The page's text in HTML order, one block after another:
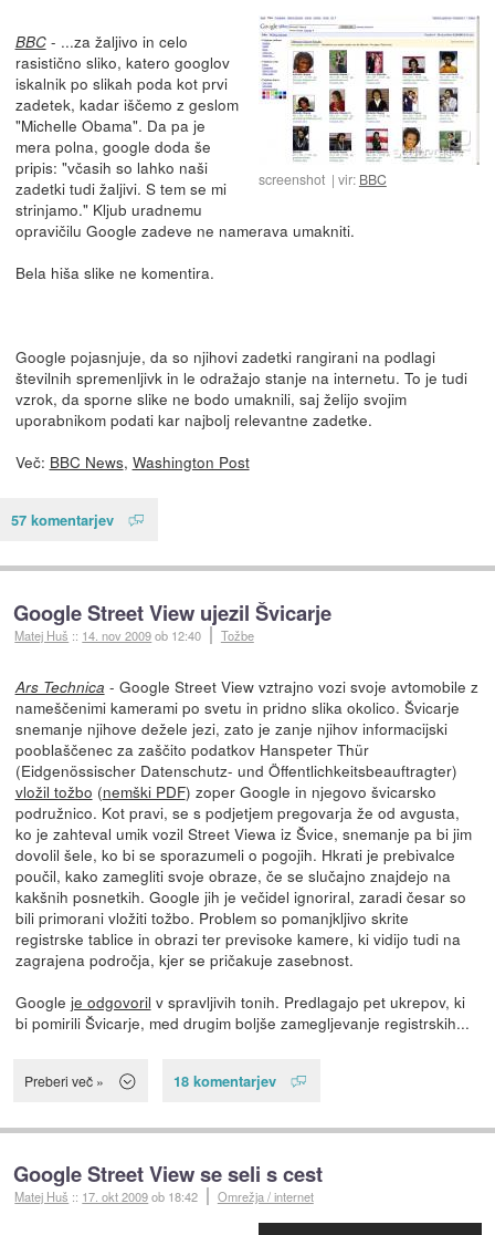
screenshot vir: BBC
BBC- ...za žaljivo in celo
rasistično sliko, katero googlov
iskalnik po slikah poda kot prvi
zadetek, kadar iščemo z geslom
"Michelle Obama". Da pa je
mera polna, google doda še
pripis: "včasih so lahko naši
zadetki tudi žaljivi. S tem se mi
strinjamo." Kljub uradnemu
opravičilu Google zadeve ne namerava umakniti.
Bela hiša slike ne komentira.
Google pojasnjuje, da so njihovi zadetki rangirani na podlagi
številnih spremenljivk in le odražajo stanje na internetu. To je tudi
vzrok, da sporne slike ne bodo umaknili, saj želijo svojim
uporabnikom podati kar najbolj relevantne zadetke.
Več: BBC News, Washington Post
57 komentarjev
Google Street View ujezil Švicarje
Matej Huš :: 14. nov 2009ob 12:40 Tožbe
Ars Technica - Google Street View vztrajno vozi svoje avtomobile z
nameščenimi kamerami po svetu in pridno slika okolico. Švicarje
snemanje njihove dežele jezi, zato je zanje njihov informacijski
pooblaščenec za zaščito podatkov Hanspeter Thür
(Eidgenössischer Datenschutz- und Öffentlichkeitsbeauftragter)
vložil tožbo (nemški PDF) zoper Google in njegovo švicarsko
podružnico. Kot pravi, se s podjetjem pregovarja že od avgusta,
ko je zahteval umik vozil Street Viewa iz Švice, snemanje pa bi jim
dovolil šele, ko bi se sporazumeli o pogojih. Hkrati je prebivalce
poučil, kako zamegliti svoje obraze, če se slučajno znajdejo na
kakšnih posnetkih. Google jih je večidel ignoriral, zaradi česar so
bili primorani vložiti tožbo. Problem so pomanjkljivo skrite
registrske tablice in obrazi ter previsoke kamere, ki vidijo tudi na
zagrajena področja, kjer se pričakuje zasebnost.
Google je odgovoril v spravljivih tonih. Predlagajo pet ukrepov, ki
bi pomirili Švicarje, med drugim boljše zamegljevanje registrskih...
Preberi več » 18 komentarjev
Google Street View se seli s cest
Matej Huš :: 17. okt 2009ob 18:42 Omrežja / internet